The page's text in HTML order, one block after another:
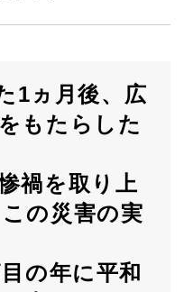
1ヵ月後、広
もたらした
禍を取り上
の災害の実
の年に平和